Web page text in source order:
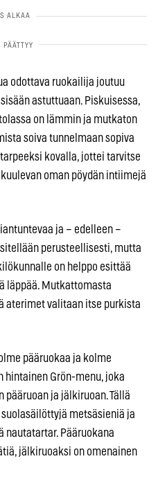
odottava ruokailija joutuu
astuttuaan. Piskuisessa,
on lämmin ja mutkaton
soiva tunnelmaan sopiva
kovalla, jottei tarvitse
oman pöydän intiimejä
ja – edelleen –
perusteellisesti, mutta
on helppo esittää
läppää. Mutkattomasta
aterimet valitaan itse purkista
pääruokaa ja kolme
hintainen Grön-menu, joka
ja jälkiruoan. Tällä
metsäsieniä ja
Pääruokana
jälkiruoaksi on omenainen